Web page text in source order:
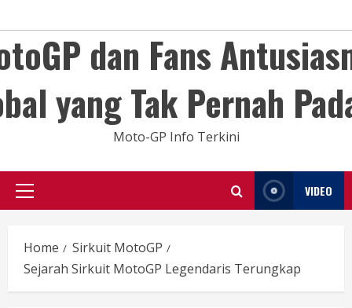
dan Fans
yang Tak Pernah
Moto-GP Info Terkini
Primary
VIDEO
Home
Sirkuit MotoGP
Sejarah Sirkuit MotoGP Legendaris Terungkap